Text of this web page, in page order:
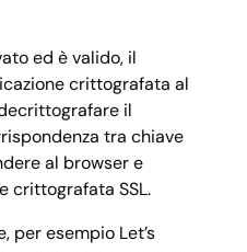
ed è valido, il
crittografata al
il
tra chiave
al browser e
crittografata SSL.
per esempio Let’s